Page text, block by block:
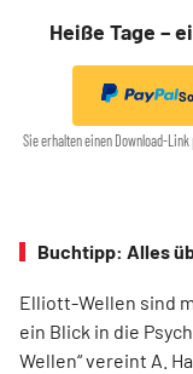
Heiße Tage –
Sie erhalten einen Download-
Buchtipp: Alles
Elliott-Wellen sind
ein Blick in die
Wellen“ vereint A.